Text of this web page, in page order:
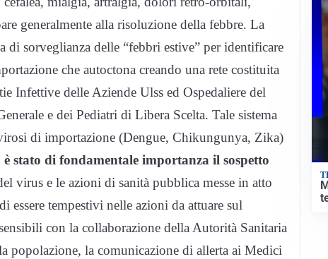
generalmente alla risoluzione della febbre. La
sorveglianza delle “febbri estive” per identificare
che autoctona creando una rete costituita
Infettive delle Aziende Ulss ed Ospedaliere del
e dei Pediatri di Libera Scelta. Tale sistema
di importazione (Dengue, Chikungunya, Zika)
è stato di fondamentale importanza il sospetto
virus e le azioni di sanità pubblica messe in atto
essere tempestivi nelle azioni da attuare sul
con la collaborazione della Autorità Sanitaria
popolazione, la comunicazione di allerta ai Medici